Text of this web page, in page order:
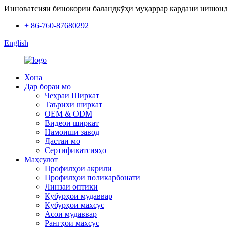
Инноватсияи бинокории баландкӯҳи муқаррар кардани
+ 86-760-87680292
English
Хона
Дар бораи мо
Чеҳраи Ширкат
Таърихи ширкат
OEM & ODM
Видеои ширкат
Намоиши завод
Дастаи мо
Сертификатсияҳо
Маҳсулот
Профилҳои акрилӣ
Профилҳои поликарбонатӣ
Линзаи оптикӣ
Қубурҳои мудаввар
Қубурҳои махсус
Асои мудаввар
Рангҳои махсус